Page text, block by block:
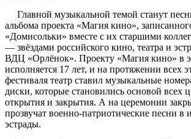
Главной музыкальной темой станут
альбома проекта «Магия кино»,
«Домисольки» вместе с их старшими
— звёздами российского кино, театра и
ВДЦ «Орлёнок». Проекту «Магия кино» в
исполняется 17 лет, и на протяжении всех
фестиваля театр ставил музыкальные
диски, которые становились основой всех
открытия и закрытия. А на церемонии
прозвучат военно-патриотические песни в
эстрады.